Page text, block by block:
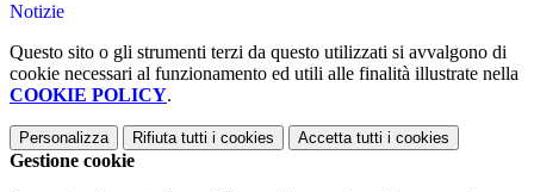
Notizie
Questo sito o gli strumenti terzi da questo utilizzati si avvalgono di
cookie necessari al funzionamento ed utili alle finalità illustrate nella
COOKIE POLICY.
Personalizza Rifiuta tutti i cookies Accetta tutti i cookies
Gestione cookie